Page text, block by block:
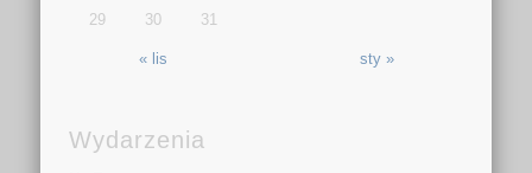
« lis sty »
29 30 31
Wydarzenia